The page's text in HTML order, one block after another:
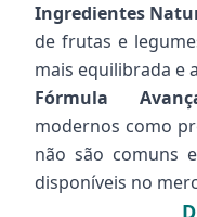
Ingredientes
de frutas e
mais equilibrada e
Fórmula
modernos como
não são comuns
disponíveis no